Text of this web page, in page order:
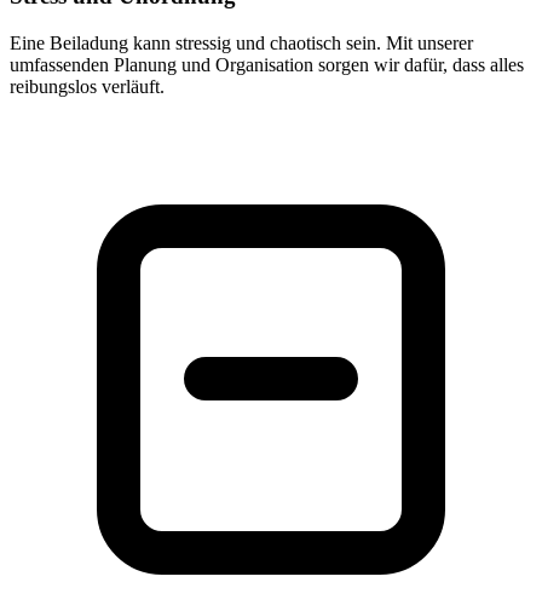
Eine Beiladung kann stressig und chaotisch sein. Mit unserer
umfassenden Planung und Organisation sorgen wir dafür, dass alles
reibungslos verläuft.